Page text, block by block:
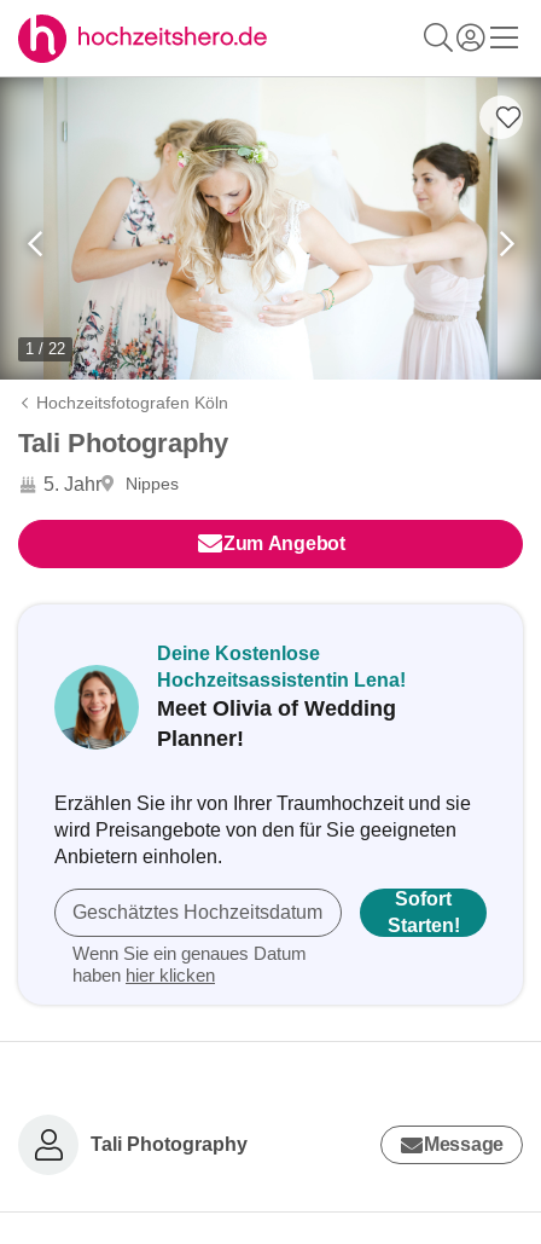
1 / 22
Hochzeitsfotografen Köln
Tali Photography
5. Jahr Nippes
Zum Angebot
Deine Kostenlose
Hochzeitsassistentin Lena!
Meet Olivia of Wedding
Planner!
Erzählen Sie ihr von Ihrer Traumhochzeit und sie
wird Preisangebote von den für Sie geeigneten
Anbietern einholen.
Geschätztes Hochzeitsdatum
Wenn Sie ein genaues Datum
haben hier klicken
Sofort
Starten!
Tali Photography Message